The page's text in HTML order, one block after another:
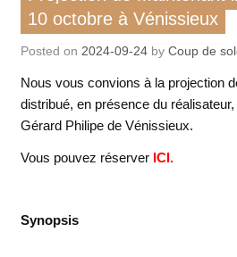
10 octobre à Vénissieux
Posted on 2024-09-24by Coup de
Nous vous convions à la projection
distribué, en présence du
Gérard Philipe de Vénissieux.
Vous pouvez réserver ICI.
Synopsis